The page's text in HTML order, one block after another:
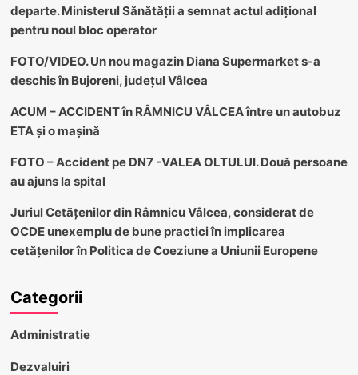
departe. Ministerul Sănătății a semnat actul adițional
pentru noul bloc operator
FOTO/VIDEO. Un nou magazin Diana Supermarket s-a
deschis în Bujoreni, județul Vâlcea
ACUM – ACCIDENT în RÂMNICU VÂLCEA între un autobuz
ETA și o mașină
FOTO – Accident pe DN7 -VALEA OLTULUI. Două persoane
au ajuns la spital
Juriul Cetățenilor din Râmnicu Vâlcea, considerat de
OCDE unexemplu de bune practici în implicarea
cetățenilor în Politica de Coeziune a Uniunii Europene
Categorii
Administratie
Dezvaluiri